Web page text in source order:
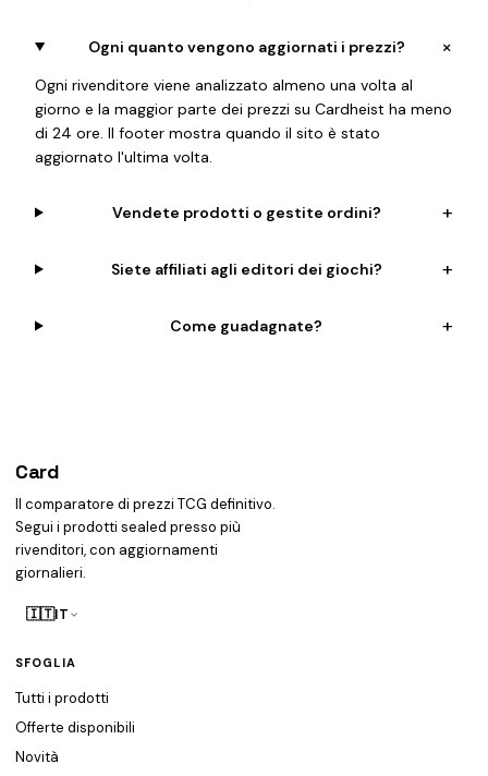
Ogni quanto vengono aggiornati i prezzi? +
Ogni rivenditore viene analizzato almeno una volta al
giorno e la maggior parte dei prezzi su Cardheist ha meno
di 24 ore. Il footer mostra quando il sito è stato
aggiornato l'ultima volta.
Vendete prodotti o gestite ordini? +
Siete affiliati agli editori dei giochi? +
Come guadagnate? +
Card
Il comparatore di prezzi TCG definitivo.
Segui i prodotti sealed presso più
rivenditori, con aggiornamenti
giornalieri.
🇮🇹IT
SFOGLIA
Tutti i prodotti
Offerte disponibili
Novità